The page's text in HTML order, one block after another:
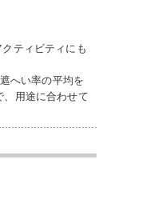
ティビティにも
へい率の平均を
用途に合わせて